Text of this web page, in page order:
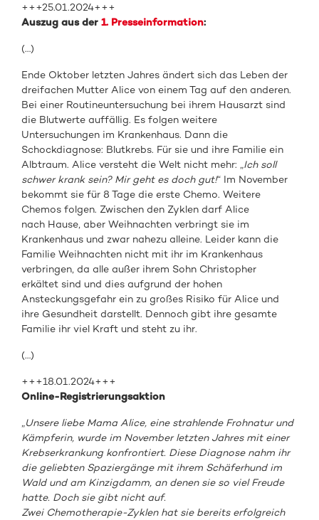
+++25.01.2024+++
Auszug aus der1. Presseinformation:
(…)
Ende Oktober letzten Jahres ändert sich das Leben der
dreifachen Mutter Alice von einem Tag auf den anderen.
Bei einer Routineuntersuchung bei ihrem Hausarzt sind
die Blutwerte auffällig. Es folgen weitere
Untersuchungen im Krankenhaus. Dann die
Schockdiagnose: Blutkrebs. Für sie und ihre Familie ein
Albtraum. Alice versteht die Welt nicht mehr: „Ich soll
schwer krank sein? Mir geht es doch gut!“ Im November
bekommt sie für 8 Tage die erste Chemo. Weitere
Chemos folgen. Zwischen den Zyklen darf Alice
nach Hause, aber Weihnachten verbringt sie im
Krankenhaus und zwar nahezu alleine. Leider kann die
Familie Weihnachten nicht mit ihr im Krankenhaus
verbringen, da alle außer ihrem Sohn Christopher
erkältet sind und dies aufgrund der hohen
Ansteckungsgefahr ein zu großes Risiko für Alice und
ihre Gesundheit darstellt. Dennoch gibt ihre gesamte
Familie ihr viel Kraft und steht zu ihr.
(…)
+++18.01.2024+++
Online-Registrierungsaktion
„Unsere liebe Mama Alice, eine strahlende Frohnatur und
Kämpferin, wurde im November letzten Jahres mit einer
Krebserkrankung konfrontiert. Diese Diagnose nahm ihr
die geliebten Spaziergänge mit ihrem Schäferhund im
Wald und am Kinzigdamm, an denen sie so viel Freude
hatte. Doch sie gibt nicht auf.
Zwei Chemotherapie-Zyklen hat sie bereits erfolgreich